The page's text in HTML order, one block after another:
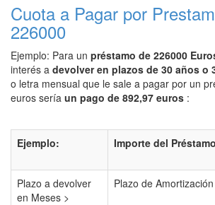
Cuota a Pagar por
226000
Ejemplo: Para un préstamo de 226000
interés a devolver en plazos de 30 años o
o letra mensual que le sale a pagar por un
euros sería un pago de 892,97 euros :
Ejemplo: Importe del
Plazo a devolver
en Meses >
Plazo de